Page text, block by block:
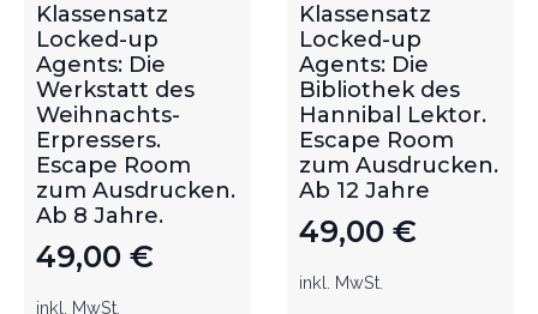
Klassensatz
Locked-up
Agents: Die
Werkstatt des
Weihnachts-
Erpressers.
Escape Room
zum Ausdrucken.
Ab 8 Jahre.
49,00 €
inkl. MwSt.
Klassensatz
Locked-up
Agents: Die
Bibliothek des
Hannibal Lektor.
Escape Room
zum Ausdrucken.
Ab 12 Jahre
49,00 €
inkl. MwSt.